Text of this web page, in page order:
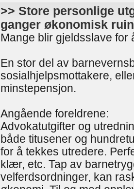
>> Store personlige
ganger økonomisk ruin
Mange blir gjeldsslave for
En stor del av
sosialhjelpsmottakere,
minstepensjon.
Angående foreldrene:
Advokatutgifter og
både titusener og
for å tekkes utredere.
klær, etc. Tap av
velferdsordninger, kan